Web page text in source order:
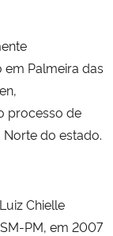
Palmeira das
processo de
do estado.
Chielle
PM, em 2007